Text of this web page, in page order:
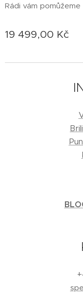
Rádi vám pomůžeme
19 499,00 Kč